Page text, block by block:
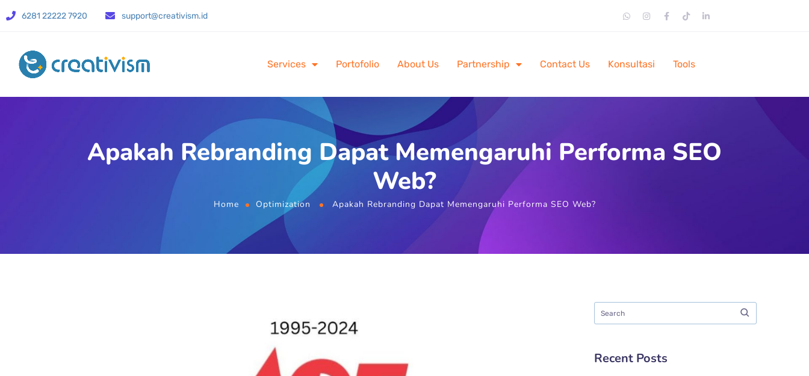
6281 22222 7920 support@creativism.id
Services Portofolio About Us Partnership Contact Us Konsultasi Tools
Apakah Rebranding Dapat Memengaruhi Performa SEO
Web?
Home Optimization Apakah Rebranding Dapat Memengaruhi Performa SEO Web?
Recent Posts